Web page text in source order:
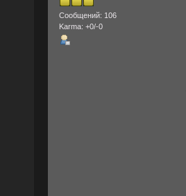
Сообщений: 106
Karma: +0/-0